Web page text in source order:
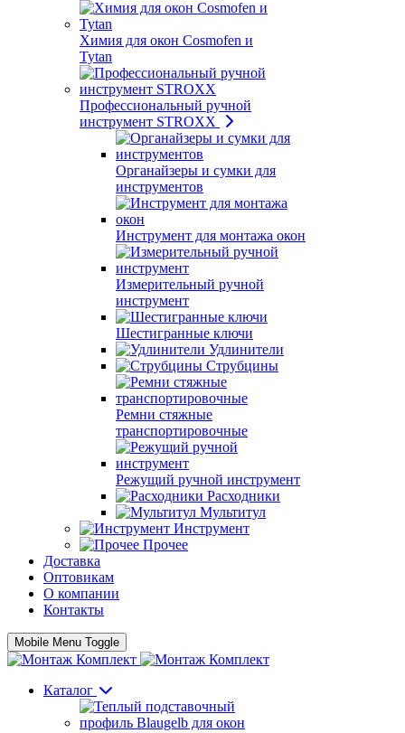
Химия для окон Cosmofen и
Tytan
Профессиональный ручной
инструмент STROXX
Органайзеры и сумки для
инструментов
Инструмент для монтажа окон
Измерительный ручной
инструмент
Шестигранные ключи
Удлинители
Струбцины
Ремни стяжные
транспортировочные
Режущий ручной инструмент
Расходники
Мультитул
Инструмент
Прочее
Доставка
Оптовикам
О компании
Контакты
Mobile Menu Toggle
Каталог